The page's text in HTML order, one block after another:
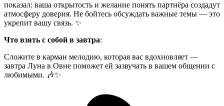
показал: ваша открытость и желание понять партнёра создадут
атмосферу доверия. Не бойтесь обсуждать важные темы — это
укрепит вашу связь. ✨
Что взять с собой в завтра:
Сложите в карман мелодию, которая вас вдохновляет —
завтра Луна в Овне поможет ей зазвучать в вашем общении с
любимыми. 🎶✨